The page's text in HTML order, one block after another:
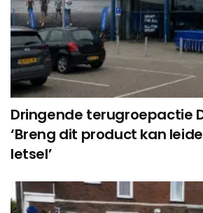
Dringende terugroepactie
‘Breng dit product kan
letsel’